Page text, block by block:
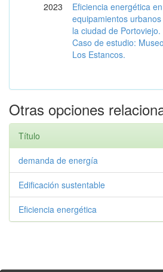
2023
Eficiencia energética en
equipamientos
la ciudad de Portoviejo.
Caso de estudio: Museo
Los Estancos.
Otras opciones
Título
demanda de energía
Edificación sustentable
Eficiencia energética